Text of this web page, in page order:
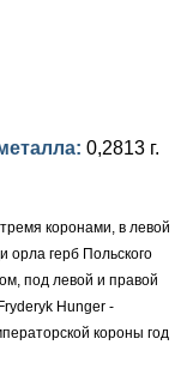
0,2813 г.
коронами, в левой
орла герб Польского
под левой и правой
Hunger -
короны год